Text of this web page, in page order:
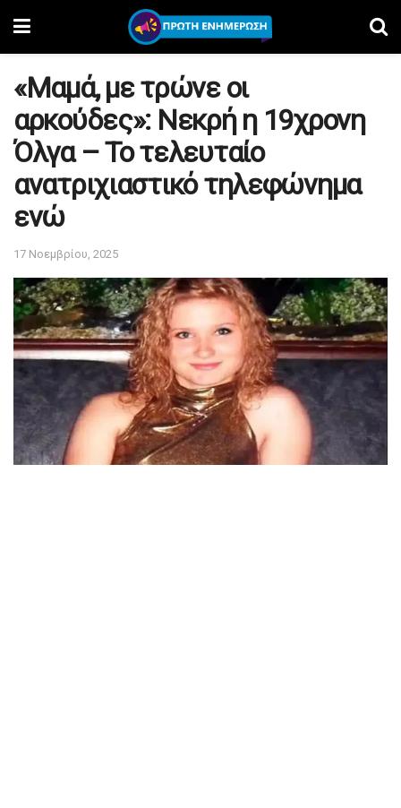
«Μαμά, με τρώνε οι
αρκούδες»: Νεκρή η 19χρονη
Όλγα – Το τελευταίο
ανατριχιαστικό τηλεφώνημα
ενώ
17 Νοεμβρίου, 2025